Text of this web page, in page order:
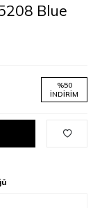
Blue
%50
İNDIRIM